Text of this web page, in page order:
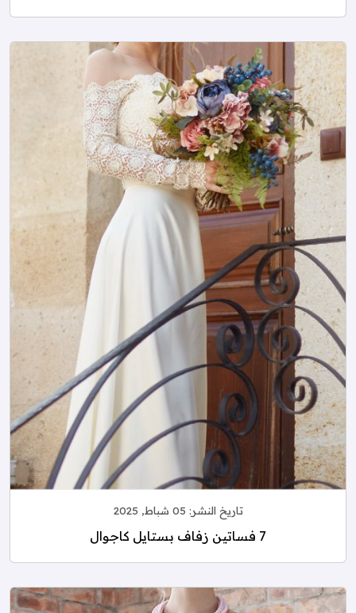
تاريخ النشر: 05 شباط, 2025
7 فساتين زفاف بستايل كاجوال